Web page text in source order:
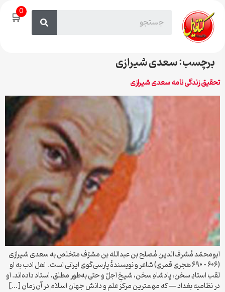
🛒0
برچسب:سعدی شیرازی
تحقیق زندگی نامه سعدی شیرازی
ابومحمّد مُشرف‌الدین مُصلح بن عبدالله بن مشرّف متخلص به سعدی شیرازی
(۶۰۶ – ۶۹۰ هجری قمری) شاعر و نویسندهٔ پارسی‌گوی ایرانی است. اهل ادب به او
لقب استادِ سخن، پادشاهِ سخن، شیخِ اجلّ و حتی به‌طور مطلق، استاد داده‌اند. او
در نظامیه بغداد — که مهمترین مرکز علم و دانش جهان اسلام در آن زمان […]